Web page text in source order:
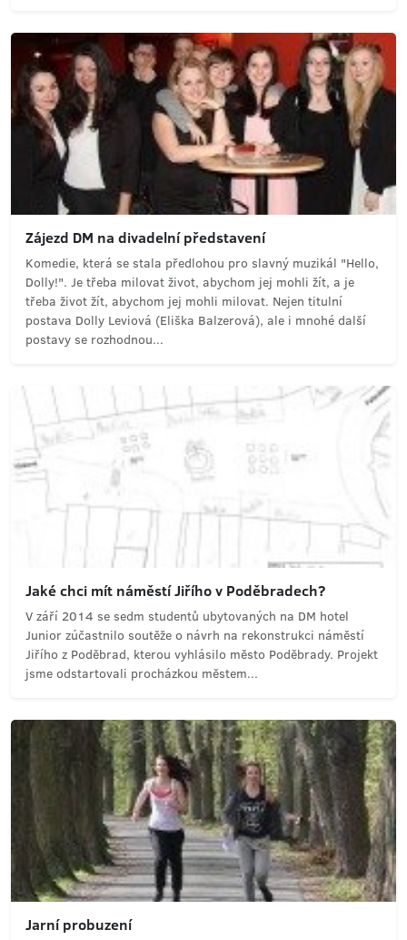
Zájezd DM na divadelní představení
Komedie, která se stala předlohou pro slavný muzikál "Hello,
Dolly!". Je třeba milovat život, abychom jej mohli žít, a je
třeba život žít, abychom jej mohli milovat. Nejen titulní
postava Dolly Leviová (Eliška Balzerová), ale i mnohé další
postavy se rozhodnou...
Jaké chci mít náměstí Jiřího v Poděbradech?
V září 2014 se sedm studentů ubytovaných na DM hotel
Junior zúčastnilo soutěže o návrh na rekonstrukci náměstí
Jiřího z Poděbrad, kterou vyhlásilo město Poděbrady. Projekt
jsme odstartovali procházkou městem...
Jarní probuzení